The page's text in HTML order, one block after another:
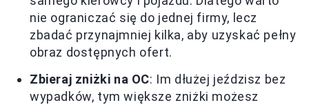
nie ograniczać się do jednej firmy, lecz
zbadać przynajmniej kilka, aby uzyskać pełny
obraz dostępnych ofert.
Zbieraj zniżki na OC: Im dłużej jeździsz bez
wypadków, tym większe zniżki możesz